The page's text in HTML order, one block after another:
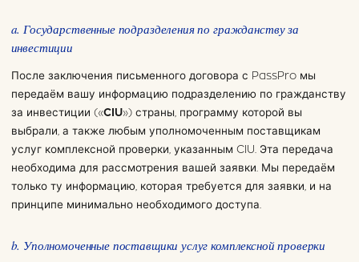
a. Государственные подразделения по гражданству за
инвестиции
После заключения письменного договора с PassPro мы
передаём вашу информацию подразделению по гражданству
за инвестиции («CIU») страны, программу которой вы
выбрали, а также любым уполномоченным поставщикам
услуг комплексной проверки, указанным CIU. Эта передача
необходима для рассмотрения вашей заявки. Мы передаём
только ту информацию, которая требуется для заявки, и на
принципе минимально необходимого доступа.
b. Уполномоченные поставщики услуг комплексной проверки